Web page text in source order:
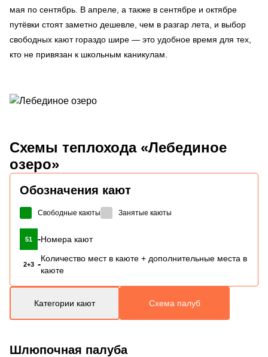
мая по сентябрь. В апреле, а также в сентябре и октябре
путёвки стоят заметно дешевле, чем в разгар лета, и выбор
свободных кают гораздо шире — это удобное время для тех,
кто не привязан к школьным каникулам.
Схемы теплохода «Лебединое
озеро»
Обозначения кают
Свободные каюты Занятые каюты
51 -Номера кают
2+3 -
Количество мест в каюте + дополнительные места в
каюте
Категории кают Схема палуб
Шлюпочная палуба